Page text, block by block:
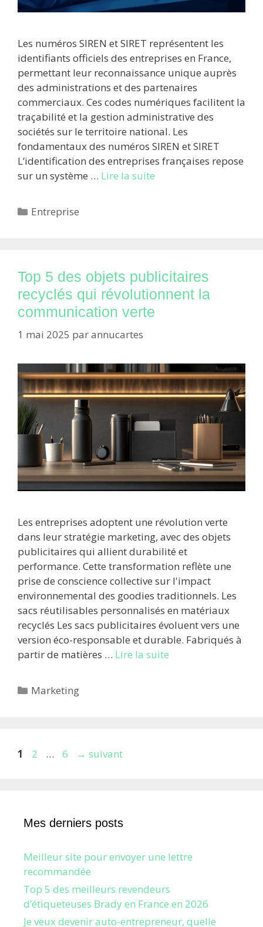
Les numéros SIREN et SIRET représentent les
identifiants officiels des entreprises en France,
permettant leur reconnaissance unique auprès
des administrations et des partenaires
commerciaux. Ces codes numériques facilitent la
traçabilité et la gestion administrative des
sociétés sur le territoire national. Les
fondamentaux des numéros SIREN et SIRET
L’identification des entreprises françaises repose
sur un système … Lire la suite
Catégories
Entreprise
Top 5 des objets publicitaires
recyclés qui révolutionnent la
communication verte
1 mai 2025 parannucartes
Les entreprises adoptent une révolution verte
dans leur stratégie marketing, avec des objets
publicitaires qui allient durabilité et
performance. Cette transformation reflète une
prise de conscience collective sur l'impact
environnemental des goodies traditionnels. Les
sacs réutilisables personnalisés en matériaux
recyclés Les sacs publicitaires évoluent vers une
version éco-responsable et durable. Fabriqués à
partir de matières … Lire la suite
Catégories
Marketing
Page
1 Page
2 … Page
6 → suivant
Mes derniers posts
Meilleur site pour envoyer une lettre
recommandée
Top 5 des meilleurs revendeurs
d’étiqueteuses Brady en France en 2026
Je veux devenir auto-entrepreneur, quelle